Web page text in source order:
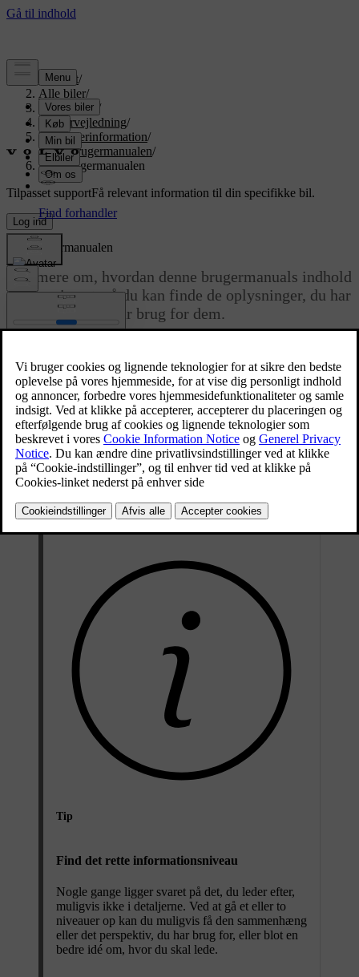
Support/
Alle biler/
EX90 2026 /
Brugervejledning/
Forbrugerinformation/
Om brugermanualen/
Læs brugermanualen
Tilpasset supportFå relevant information til din specifikke bil.
Log ind
Læs brugermanualen
Lær mere om, hvordan denne brugermanuals indhold
er organiseret, så du kan finde de oplysninger, du har
brug for, når du har brug for dem.
leder efter en bestemt oplysning, og når du blot vil lære mere om din
bil.
Opbygning
Denne vejledning er et stort netværk af informationssider. Hver side
har sit eget indhold og kan indeholde en liste med links, som fører
dig videre til relaterede sider. Linkene kan føre dig videre til
underafsnit af det afsnit, du befinder dig i, eller til andre afsnit, som
har en relation til det afsnit, du er ved at læse.
Tip
Find det rette informationsniveau
Nogle gange ligger svaret på det, du leder efter,
muligvis ikke i detaljerne. Ved at gå et eller to
niveauer op kan du muligvis få den sammenhæng
eller det perspektiv, du har brug for, eller blot en
bedre idé om, hvor du skal lede.